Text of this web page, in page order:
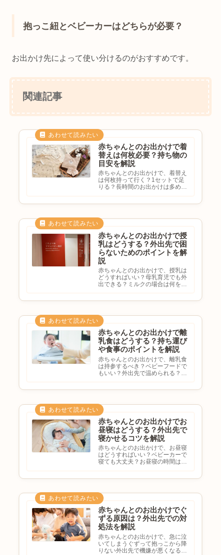
抱っこ紐とベビーカーはどちらが必要？
お出かけ先によって使い分けるのがおすすめです。
関連記事
赤ちゃんとのお出かけで着
替えは何枚必要？持ち物の
目安を解説
赤ちゃんとのお出かけで、着替え
は何枚持って行く？1セットで足
りる？長時間のお出かけは多めに
りすることがあります。そのた
め...
赤ちゃんとのお出かけで授
乳はどうする？外出先で困
らないためのポイントを解
説
赤ちゃんとのお出かけで、授乳は
どうすればいい？母乳育児でも外
出できる？ミルクの場合は何を持
場所を事前に考えておくと安心
で...
赤ちゃんとのお出かけで離
乳食はどうする？持ち運び
や食事のポイントを解説
赤ちゃんとのお出かけで、離乳食
は持参するべき？ベビーフードで
もいい？外出先で温められる？食
えます。この記事では、赤ちゃん
と...
赤ちゃんとのお出かけでお
昼寝はどうする？外出先で
寝かせるコツを解説
赤ちゃんとのお出かけで、お昼寝
はどうすればいい？ベビーカーで
寝ても大丈夫？お昼寝の時間はど
くなったり、ぐずったりするこ
と...
赤ちゃんとのお出かけでぐ
ずる原因は？外出先での対
処法を解説
赤ちゃんとのお出かけで、急に泣
いてしまうぐずって抱っこから降
りない外出先で機嫌が悪くなるど